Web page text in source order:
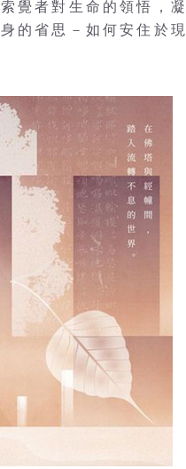
覺者對生命的領悟，凝
的省思－如何安住於現